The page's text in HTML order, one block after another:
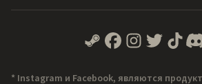
* Instagram и Facebook, являются